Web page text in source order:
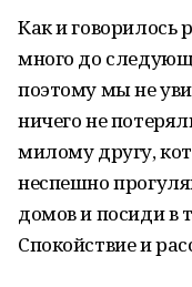
Как и говорилось
много до
поэтому мы не
ничего не
милому другу,
неспешно
домов и посиди в
Спокойствие и